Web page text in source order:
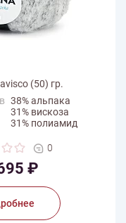
(50) гр.
₽
38% альпака
31% вискоза
31% полиамид
Schulana
0